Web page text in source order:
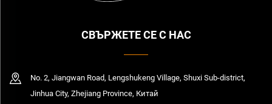
СВЪРЖЕТЕ СЕ С НАС
No. 2, Jiangwan Road, Lengshukeng Village, Shuxi Sub-district,
Jinhua City, Zhejiang Province, Китай